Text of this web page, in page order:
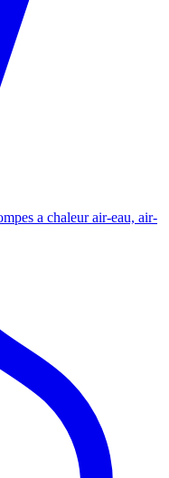
a chaleur air-eau, air-